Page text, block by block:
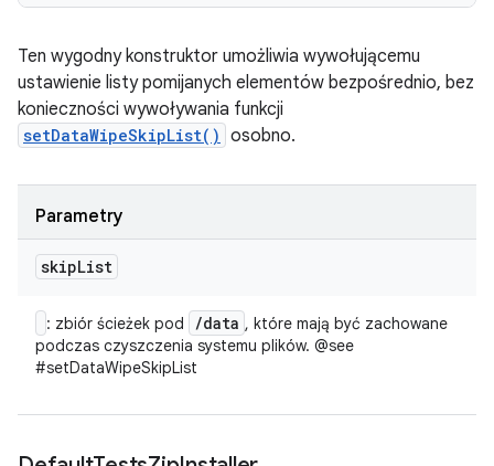
Ten wygodny konstruktor umożliwia wywołującemu
ustawienie listy pomijanych elementów bezpośrednio, bez
konieczności wywoływania funkcji
setDataWipeSkipList( ) osobno.
Parametry
skipList
: zbiór ścieżek pod /data , które mają być zachowane
podczas czyszczenia systemu plików. @see
#setDataWipeSkipList